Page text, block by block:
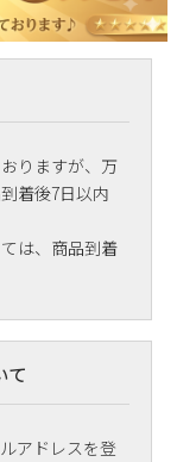
りますが、万
着後7日以内
は、商品到着
て
アドレスを登